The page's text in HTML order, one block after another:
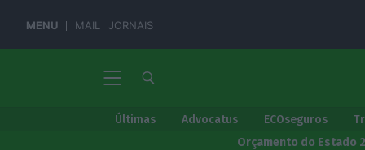
MENU MAIL JORNAIS
Últimas Advocatus ECOseguros
Orçamento do Estado